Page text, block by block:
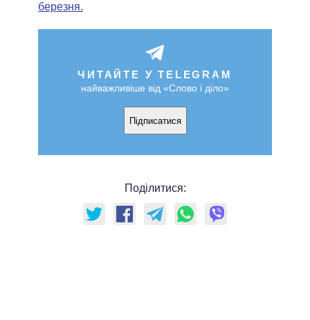
березня.
ЧИТАЙТЕ У TELEGRAM
найважливіше від «Слово і діло»
Підписатися
Поділитися: